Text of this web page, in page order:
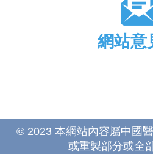
網站意
© 2023 本網站內容屬中國
或重製部分或全